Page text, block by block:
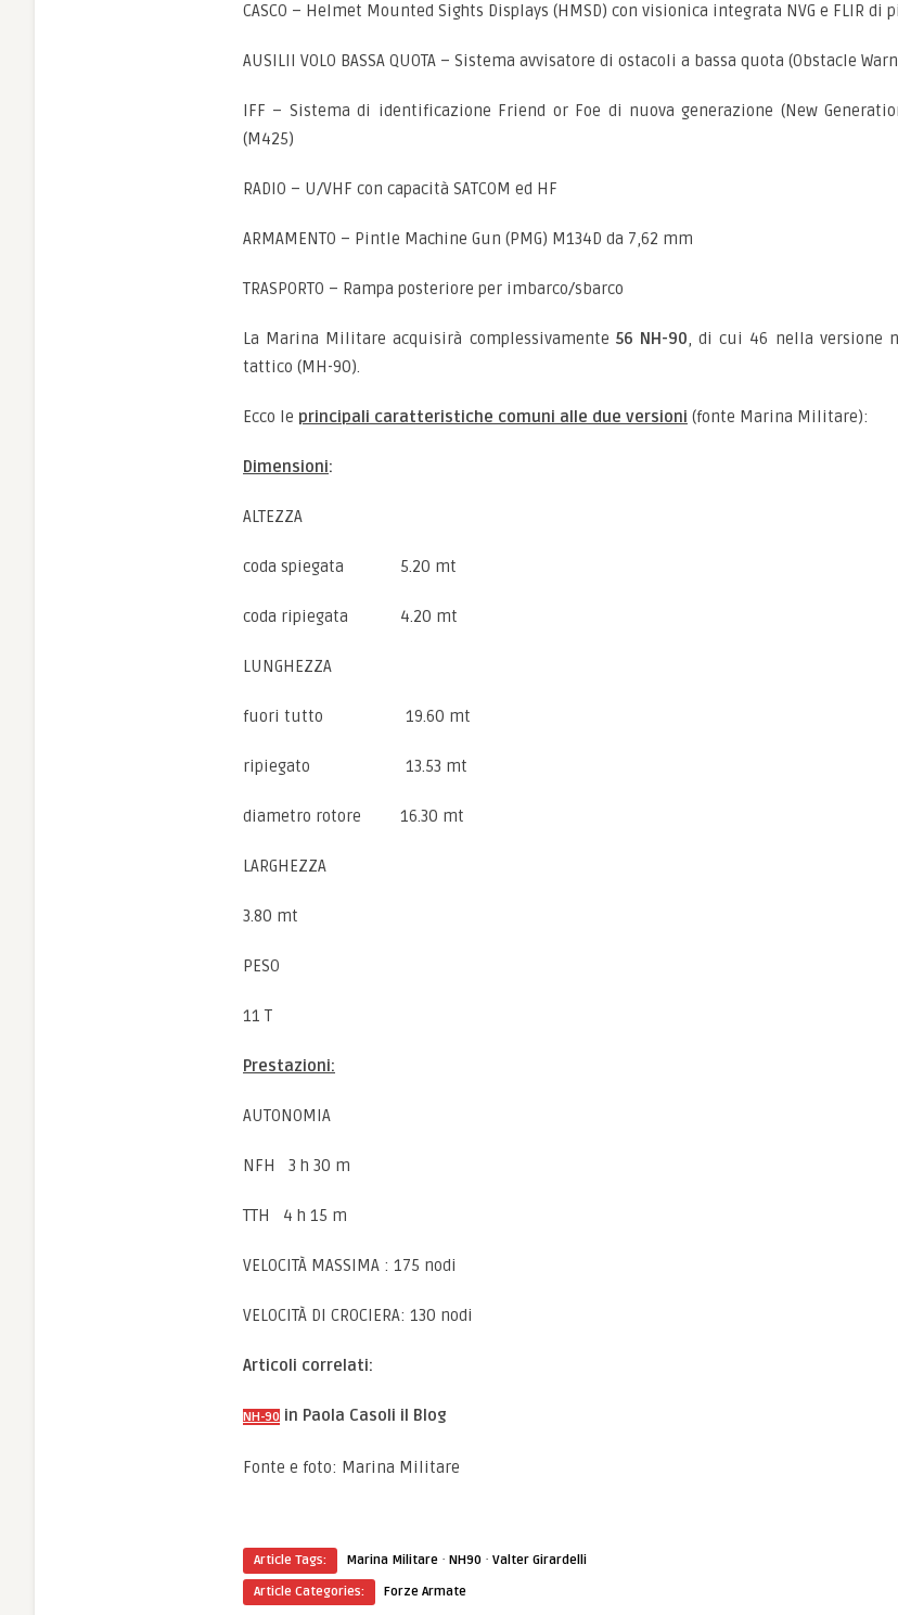
CASCO – Helmet Mounted Sights Displays (HMSD) con visionica integrata NVG e FLIR di
AUSILII VOLO BASSA QUOTA – Sistema avvisatore di ostacoli a bassa quota (Obstacle
IFF – Sistema di identificazione Friend or Foe di nuova generazione (New
(M425)
RADIO – U/VHF con capacità SATCOM ed HF
ARMAMENTO – Pintle Machine Gun (PMG) M134D da 7,62 mm
TRASPORTO – Rampa posteriore per imbarco/sbarco
La Marina Militare acquisirà complessivamente 56 NH-90, di cui 46 nella versione
tattico (MH-90).
Ecco le principali caratteristiche comuni alle due versioni (fonte Marina Militare):
Dimensioni:
ALTEZZA
coda spiegata 5.20 mt
coda ripiegata 4.20 mt
LUNGHEZZA
fuori tutto 19.60 mt
ripiegato 13.53 mt
diametro rotore 16.30 mt
LARGHEZZA
3.80 mt
PESO
11 T
Prestazioni:
AUTONOMIA
NFH 3 h 30 m
TTH 4 h 15 m
VELOCITÀ MASSIMA : 175 nodi
VELOCITÀ DI CROCIERA: 130 nodi
Articoli correlati:
NH-90 in Paola Casoli il Blog
Fonte e foto: Marina Militare
Article Tags: Marina Militare · NH90 · Valter Girardelli
Article Categories:
Forze Armate